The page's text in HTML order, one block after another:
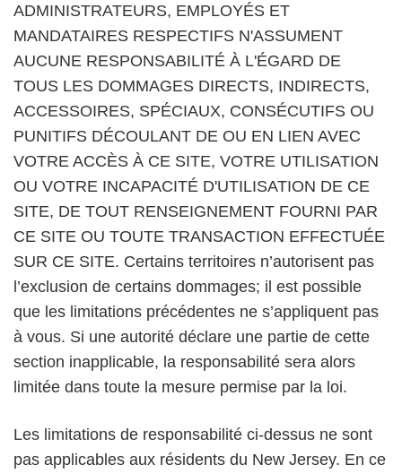
ADMINISTRATEURS, EMPLOYÉS ET
MANDATAIRES RESPECTIFS N'ASSUMENT
AUCUNE RESPONSABILITÉ À L'ÉGARD DE
TOUS LES DOMMAGES DIRECTS, INDIRECTS,
ACCESSOIRES, SPÉCIAUX, CONSÉCUTIFS OU
PUNITIFS DÉCOULANT DE OU EN LIEN AVEC
VOTRE ACCÈS À CE SITE, VOTRE UTILISATION
OU VOTRE INCAPACITÉ D'UTILISATION DE CE
SITE, DE TOUT RENSEIGNEMENT FOURNI PAR
CE SITE OU TOUTE TRANSACTION EFFECTUÉE
SUR CE SITE. Certains territoires n’autorisent pas
l’exclusion de certains dommages; il est possible
que les limitations précédentes ne s’appliquent pas
à vous. Si une autorité déclare une partie de cette
section inapplicable, la responsabilité sera alors
limitée dans toute la mesure permise par la loi.
Les limitations de responsabilité ci-dessus ne sont
pas applicables aux résidents du New Jersey. En ce